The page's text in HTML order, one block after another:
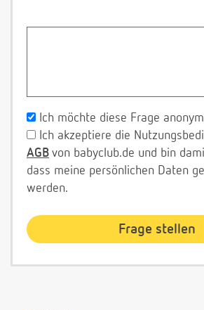
Ich möchte diese Frage
Ich akzeptiere die
AGB von babyclub.de und bin
dass meine persönlichen Daten
werden.